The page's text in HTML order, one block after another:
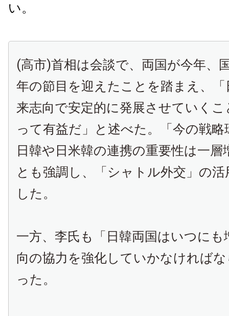
い。
(高市)首相は会談で、両国が今年、
年の節目を迎えたことを踏まえ、
来志向で安定的に発展させていく
って有益だ」と述べた。「今の戦
日韓や日米韓の連携の重要性は一層
とも強調し、「シャトル外交」の
した。
一方、李氏も「日韓両国はいつにも
向の協力を強化していかなければ
った。